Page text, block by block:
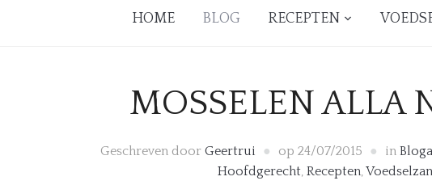
HOME BLOG RECEPTEN
MOSSELEN ALLA
Geschreven door Geertrui op 24/07/2015 in
Hoofdgerecht, Recepten,